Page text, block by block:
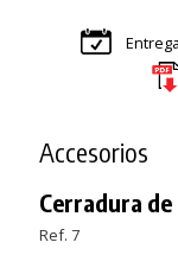
Accesorios
Cerradura
Ref. 7